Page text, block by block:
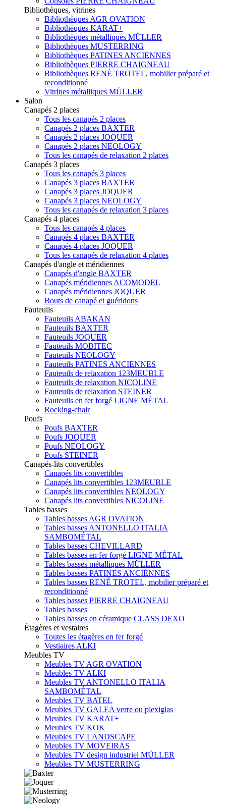
Bibliothèques, vitrines
Bibliothèques AGR OVATION
Bibliothèques KARAT+
Bibliothèques métalliques MÜLLER
Bibliothèques MUSTERRING
Bibliothèques PATINES ANCIENNES
Bibliothèques PIERRE CHAIGNEAU
Bibliothèques RENÉ TROTEL, mobilier préparé et
reconditionné
Vitrines métalliques MÜLLER
Salon
Canapés 2 places
Tous les canapés 2 places
Canapés 2 places BAXTER
Canapés 2 places JOQUER
Canapés 2 places NEOLOGY
Tous les canapés de relaxation 2 places
Canapés 3 places
Tous les canapés 3 places
Canapés 3 places BAXTER
Canapés 3 places JOQUER
Canapés 3 places NEOLOGY
Tous les canapés de relaxation 3 places
Canapés 4 places
Tous les canapés 4 places
Canapés 4 places BAXTER
Canapés 4 places JOQUER
Tous les canapés de relaxation 4 places
Canapés d'angle et méridiennes
Canapés d'angle BAXTER
Canapés méridiennes ACOMODEL
Canapés méridiennes JOQUER
Bouts de canapé et guéridons
Fauteuils
Fauteuils ABAKAN
Fauteuils BAXTER
Fauteuils JOQUER
Fauteuils MOBITEC
Fauteuils NEOLOGY
Fauteuils PATINES ANCIENNES
Fauteuils de relaxation 123MEUBLE
Fauteuils de relaxation NICOLINE
Fauteuils de relaxation STEINER
Fauteuils en fer forgé LIGNE MÉTAL
Rocking-chair
Poufs
Poufs BAXTER
Poufs JOQUER
Poufs NEOLOGY
Poufs STEINER
Canapés-lits convertibles
Canapés lits convertibles
Canapés lits convertibles 123MEUBLE
Canapés lits convertibles NEOLOGY
Canapés lits convertibles NICOLINE
Tables basses
Tables basses AGR OVATION
Tables basses ANTONELLO ITALIA
SAMBOMÉTAL
Tables basses CHEVILLARD
Tables basses en fer forgé LIGNE MÉTAL
Tables basses métalliques MÜLLER
Tables basses PATINES ANCIENNES
Tables basses RENÉ TROTEL, mobilier préparé et
reconditionné
Tables basses PIERRE CHAIGNEAU
Tables basses
Tables basses en céramique CLASS DEXO
Étagères et vestaires
Toutes les étagères en fer forgé
Vestiaires ALKI
Meubles TV
Meubles TV AGR OVATION
Meubles TV ALKI
Meubles TV ANTONELLO ITALIA
SAMBOMÉTAL
Meubles TV BATEL
Meubles TV GALEA verre ou plexiglas
Meubles TV KARAT+
Meubles TV KOK
Meubles TV LANDSCAPE
Meubles TV MOVEIRAS
Meubles TV design industriel MÜLLER
Meubles TV MUSTERRING